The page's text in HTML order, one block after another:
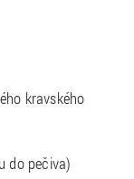
kravského
do pečiva)